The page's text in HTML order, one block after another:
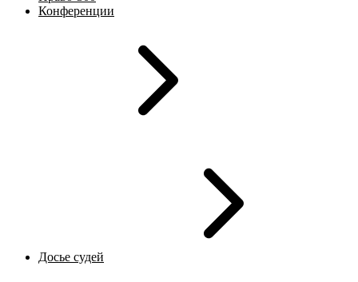
Конференции
Досье судей